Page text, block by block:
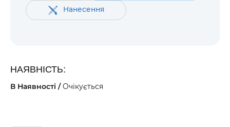
Нанесення
НАЯВНІСТЬ:
В Наявності /Очікується